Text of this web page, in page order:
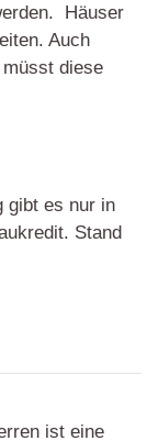
Häuser
Auch
diese
gibt es nur in
Stand
ist eine